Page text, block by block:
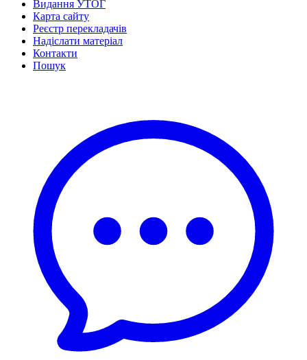
Видання УТОГ
Карта сайту
Реєстр перекладачів
Надіслати матеріал
Контакти
Пошук